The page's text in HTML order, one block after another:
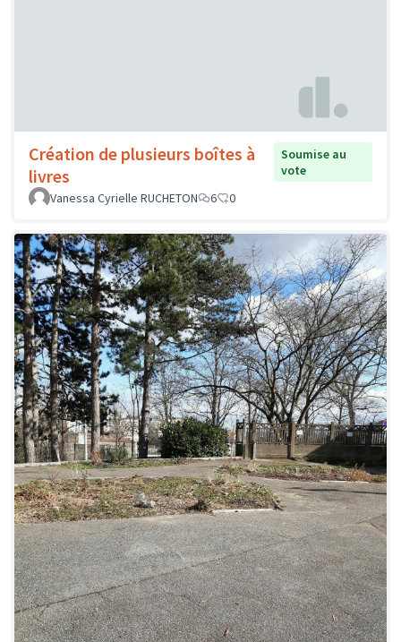
Création de plusieurs boîtes à
livres
Soumise au
vote
Vanessa Cyrielle RUCHETON
6 0